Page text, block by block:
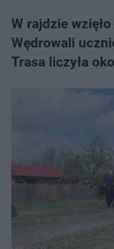
W rajdzie
Wędrowali
Trasa liczyła